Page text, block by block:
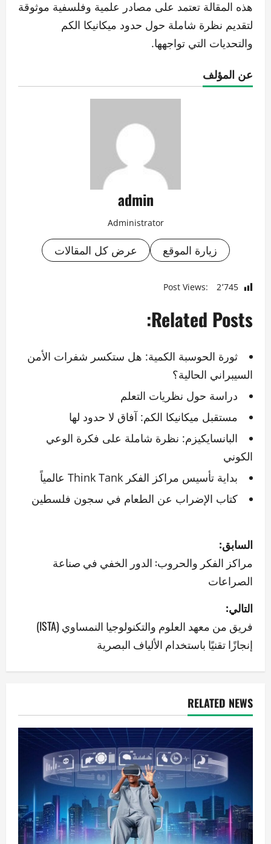
هذه المقالة تعتمد على مصادر علمية وفلسفية موثوقة
لتقديم نظرة شاملة حول حدود ميكانيكا الكم
والتحديات التي تواجهها.
عن المؤلف
admin
Administrator
زيارة الموقع عرض كل المقالات
Post Views: 2٬745
Related Posts:
ثورة الحوسبة الكمية: هل ستكسر شفرات الأمن
السيبراني الحالية؟
دراسة حول نظريات التعلم
مستقبل ميكانيكا الكم: آفاق لا حدود لها
البانسايكيزم: نظرة شاملة على فكرة الوعي
الكوني
بداية تأسيس مراكز الفكر Think Tank عالمياً
كتاب الإضراب عن الطعام في سجون فلسطين
ت
ص
فّ
ح
ا
ل
ق
ا
ت
السابق:
مراكز الفكر والحروب: الدور الخفي في صناعة
الصراعات
التالي:
فريق من معهد العلوم والتكنولوجيا النمساوي (ISTA)
إنجازًا تقنيًا باستخدام الألياف البصرية
RELATED NEWS